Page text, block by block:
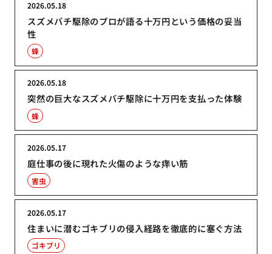
スズメバチ駆除のプロが語る十万円という価格の妥当
性
2026.05.18
蜂
突然の巨大なスズメバチ駆除に十万円を支払った体験
2026.05.18
蜂
庭仕事の後に現れた火傷のような痒い筋
2026.05.17
害虫
住まいに潜むゴキブリの侵入経路を徹底的に塞ぐ方法
2026.05.17
ゴキブリ